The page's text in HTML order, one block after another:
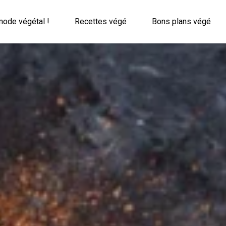
végétal ! Recettes végé Bons plans végé